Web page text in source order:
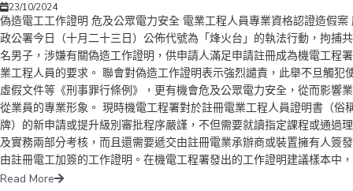
任、黃大仙區議員劉婉儀表示，本港經濟復甦較預期緩慢，普羅市民同
響，加上交通費和住宅租金等生活開銷又持續上升，期望政府繼續「派
支援市民。因此，勞聯建議繼續寬減2025-26年度首季住宅物業差餉，
上限1,000元、寬減2024-25課稅年度百分之百的薪俸稅和個人入息課稅
限為3,000元，以及向領取綜援、長者生活津貼及在職家庭津貼等計劃的
資格人士額外發放半個月標準金額。 劉婉儀補充指，為減輕市民供養父
壓力，勞聯亦建議把供養每名60歲或以上父母的免稅額，由現時5萬元提
至6萬元，而供養55歲至59歲父母的免稅額則由2.5萬元提升至3萬元；
將納稅人投購自願醫保繳付保費的稅務扣減上限由8,000元提升至10,000
元，推動更多市民購買自願醫保及選用私營醫療服務，減輕公營醫療系
擔。 勞聯青年事務主任、深水埗區議員陳麗紅指出，自從政府提出檢討
23/10/2024
偽造電工工作證明 危及公眾電力安全 電業工程人員專業資格認證造假案
政公署今日（十月二十三日）公佈代號為「烽火台」的執法行動，拘捕
名男子，涉嫌有關偽造工作證明，供申請人滿足申請註冊成為機電工程
業工程人員的要求。 聯會對偽造工作證明表示強烈譴責，此舉不旦觸犯
虛假文件等《刑事罪行條例》，更有機會危及公眾電力安全，從而影響
從業員的專業形象。 現時機電工程署對於註冊電業工程人員證明書（俗
牌）的新申請或提升級別審批程序嚴謹，不但需要就讀指定課程或通過
及實務兩部分考核，而且還需要遞交由註冊電業承辦商或裝置擁有人簽
由註冊電工加簽的工作證明。在機電工程署發出的工作證明建議樣本中
需要提交指定年期的實際工作經驗，內容包括工作時間、地點、工作類
Read More